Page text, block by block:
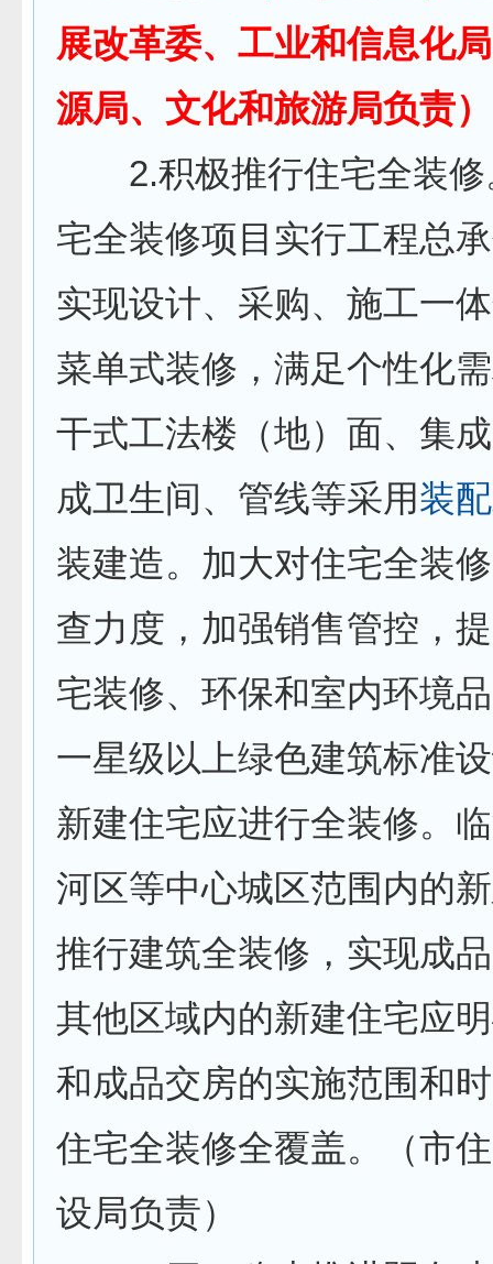
展改革委、工业和信息化
源局、文化和旅游局负责）
2.积极推行住宅全装修
宅全装修项目实行工程总
实现设计、采购、施工一
菜单式装修，满足个性化
干式工法楼（地）面、集
成卫生间、管线等采用装
装建造。加大对住宅全装
查力度，加强销售管控，
宅装修、环保和室内环境
一星级以上绿色建筑标准
新建住宅应进行全装修。
河区等中心城区范围内的
推行建筑全装修，实现成
其他区域内的新建住宅应
和成品交房的实施范围和
住宅全装修全覆盖。（市
设局负责）